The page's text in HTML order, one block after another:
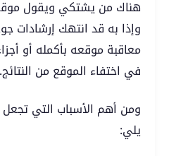
هناك من يشتكي ويقول
وإذا به قد انتهك إرشادات
معاقبة موقعه بأكمله أو
في اختفاء الموقع من النتائج.
ومن أهم الأسباب التي
يلي: